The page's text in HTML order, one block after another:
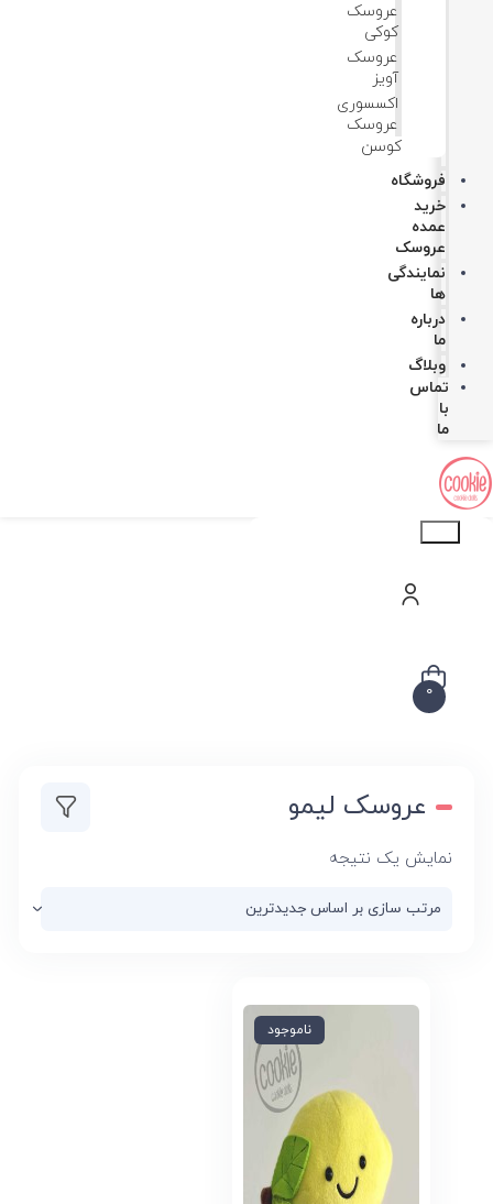
عروسک
کوکی
عروسک
آویز
اکسسوری
عروسک
کوسن
فروشگاه
خرید
عمده
عروسک
نمایندگی
ها
درباره
ما
وبلاگ
تماس
با
ما
Products
search
0
عروسک لیمو
نمایش یک نتیجه
ناموجود